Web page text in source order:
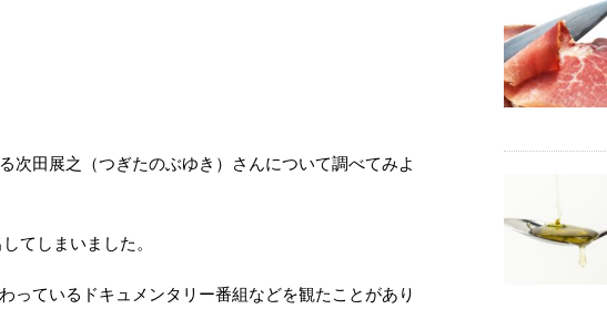
次田展之（つぎたのぶゆき）さんについて調べてみよ
てしまいました。
っているドキュメンタリー番組などを観たことがあり